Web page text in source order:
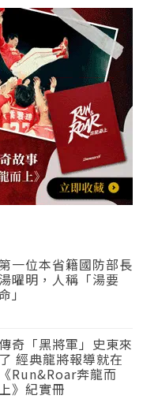
第一位本省籍國防部長
湯曜明，人稱「湯要
」
奇「黑將軍」史東來
了 經典龍將報導就在
《Run&Roar奔龍而
》紀實冊